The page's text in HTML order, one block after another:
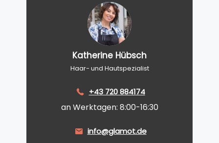
Katherine Hübsch
Haar- und Hautspezialist
+43 720 884174
an Werktagen: 8:00-16:30
info@glamot.de